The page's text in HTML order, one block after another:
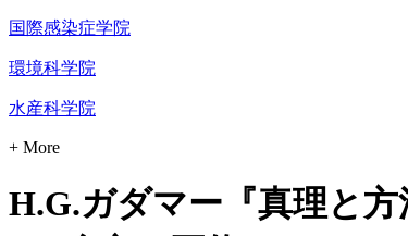
国際感染症学院
環境科学院
水産科学院
+ More
H.G.ガダマー『真理と